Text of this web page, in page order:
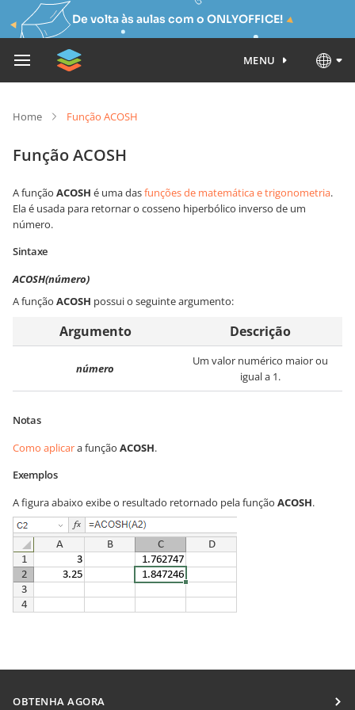
De volta às aulas com o ONLYOFFICE!
MENU
Home Função ACOSH
Função ACOSH
A função ACOSH é uma dasfunções de matemática e trigonometria.
Ela é usada para retornar o cosseno hiperbólico inverso de um
número.
Sintaxe
ACOSH(número)
A função ACOSH possui o seguinte argumento:
Argumento Descrição
número
Um valor numérico maior ou
igual a 1.
Notas
Como aplicara função ACOSH.
Exemplos
A figura abaixo exibe o resultado retornado pela função ACOSH.
OBTENHA AGORA